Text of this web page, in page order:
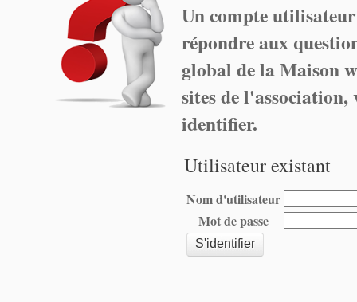
Un compte
répondre aux
global de la Maison
sites de l'association,
identifier.
Utilisateur existant
Nom d'utilisateur
Mot de passe